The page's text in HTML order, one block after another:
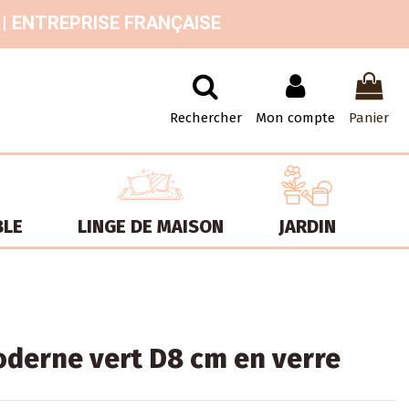
FRANÇAISE
Rechercher Mon compte Panier
LINGE DE MAISON JARDIN
vert D8 cm en verre